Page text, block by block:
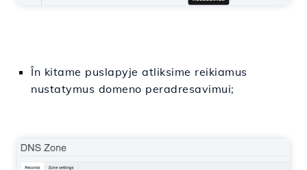
În kitame puslapyje atliksime reikiamus
nustatymus domeno peradresavimui;